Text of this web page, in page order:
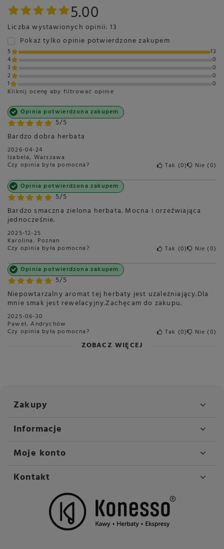
5.00
Liczba wystawionych opinii: 13
Pokaż tylko opinie potwierdzone zakupem
5
13
4
0
3
0
2
0
1
0
Kliknij ocenę aby filtrować opinie
5/5
Opinia potwierdzona zakupem
Bardzo dobra herbata
2026-04-24
Izabela, Warszawa
Czy opinia była pomocna? Tak 0 Nie 0
5/5
Opinia potwierdzona zakupem
Bardzo smaczna zielona herbata. Mocna i orzeźwiająca
jednocześnie.
2025-12-25
Karolina, Poznan
Czy opinia była pomocna? Tak 0 Nie 0
5/5
Opinia potwierdzona zakupem
Niepowtarzalny aromat tej herbaty jest uzależniający.Dla
mnie smak jest rewelacyjny.Zachęcam do zakupu.
2025-06-30
Paweł, Andrychów
Czy opinia była pomocna? Tak 0 Nie 0
ZOBACZ WIĘCEJ
Zakupy
Informacje
Moje konto
Kontakt